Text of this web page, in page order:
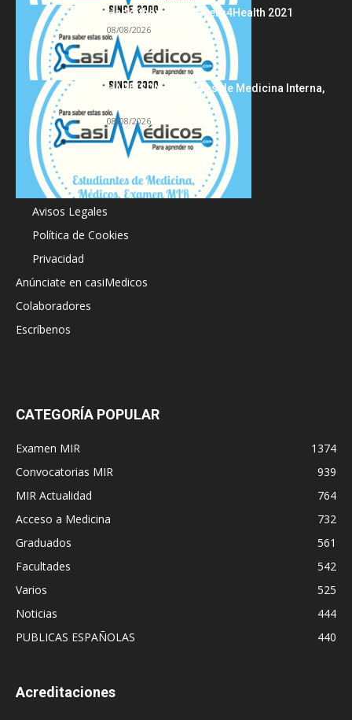
Hackathon Innomakers4Health 2021
08/08/2026
HARRISON Principios de Medicina Interna,
08/08/2026
Acerca de
Avisos Legales
Política de Cookies
Privacidad
Anúnciate en casiMedicos
Colaboradores
Escríbenos
CATEGORÍA POPULAR
Examen MIR
1374
Convocatorias MIR
939
MIR Actualidad
764
Acceso a Medicina
732
Graduados
561
Facultades
542
Varios
525
Noticias
444
PUBLICAS ESPAÑOLAS
440
Acreditaciones